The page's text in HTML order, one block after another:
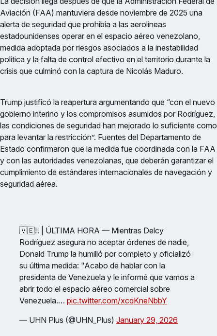
Aviación (FAA) mantuviera desde noviembre de 2025 una
alerta de seguridad que prohibía a las aerolíneas
estadounidenses operar en el espacio aéreo venezolano,
medida adoptada por riesgos asociados a la inestabilidad
política y la falta de control efectivo en el territorio durante la
crisis que culminó con la captura de Nicolás Maduro.
Trump justificó la reapertura argumentando que “con el nuevo
gobierno interino y los compromisos asumidos por Rodríguez,
las condiciones de seguridad han mejorado lo suficiente como
para levantar la restricción”. Fuentes del Departamento de
Estado confirmaron que la medida fue coordinada con la FAA
y con las autoridades venezolanas, que deberán garantizar el
cumplimiento de estándares internacionales de navegación y
seguridad aérea.
🇻🇪‼️ | ÚLTIMA HORA — Mientras Delcy
Rodríguez asegura no aceptar órdenes de nadie,
Donald Trump la humilló por completo y oficializó
su última medida: "Acabo de hablar con la
presidenta de Venezuela y le informé que vamos a
abrir todo el espacio aéreo comercial sobre
Venezuela.… pic.twitter.com/xcqKneNbbY
— UHN Plus (@UHN_Plus) January 29, 2026